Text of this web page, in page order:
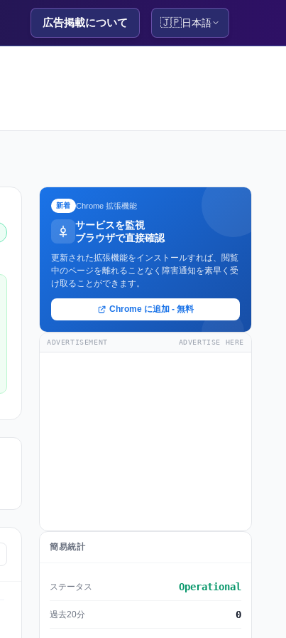
広告掲載について 🇯🇵日本語
新着 Chrome 拡張機能
サービスを監視
ブラウザで直接確認
更新された拡張機能をインストールすれば、閲覧
中のページを離れることなく障害通知を素早く受
け取ることができます。
Chrome に追加 - 無料
ADVERTISEMENT ADVERTISE HERE
簡易統計
ステータス Operational
過去20分 0